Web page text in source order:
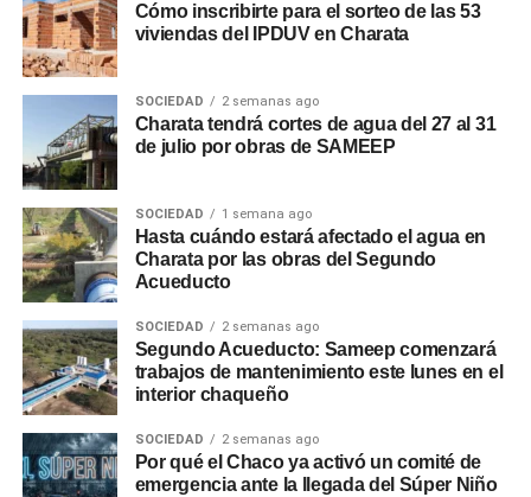
Cómo inscribirte para el sorteo de las 53
viviendas del IPDUV en Charata
SOCIEDAD 2 semanas ago
Charata tendrá cortes de agua del 27 al 31
de julio por obras de SAMEEP
SOCIEDAD 1 semana ago
Hasta cuándo estará afectado el agua en
Charata por las obras del Segundo
Acueducto
SOCIEDAD 2 semanas ago
Segundo Acueducto: Sameep comenzará
trabajos de mantenimiento este lunes en el
interior chaqueño
SOCIEDAD 2 semanas ago
Por qué el Chaco ya activó un comité de
emergencia ante la llegada del Súper Niño